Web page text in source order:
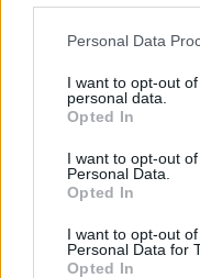
Please note that this
not limited to your visit
grant or deny consent
use your data for
consent section.
Personal Data
I want to opt-out
personal data.
Opted In
I want to opt-out
Personal Data.
Opted In
I want to opt-out
Personal Data for
Opted In
propri amici a
eventuali disagi
AUTORE
Staff